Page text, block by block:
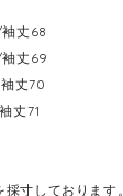
丈68
丈69
丈70
丈71
寸しております。